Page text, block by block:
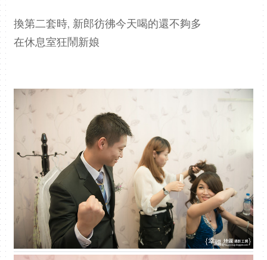
換第二套時, 新郎彷彿今天喝的還不夠多
在休息室狂鬧新娘